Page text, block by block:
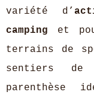
variété d’
camping et
terrains de
sentiers de
parenthèse